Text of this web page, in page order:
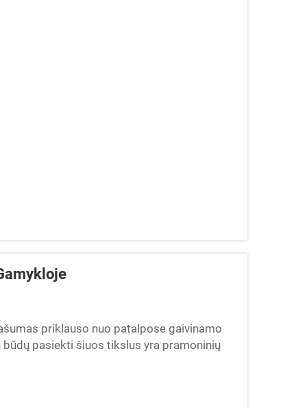
priklauso nuo patalpose gaivinamo
pasiekti šiuos tikslus yra pramoninių